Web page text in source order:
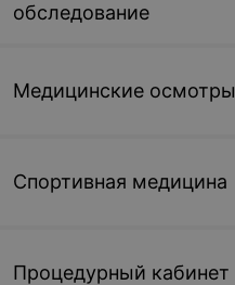
обследование
Медицинские осмотры
Спортивная медицина
Процедурный кабинет